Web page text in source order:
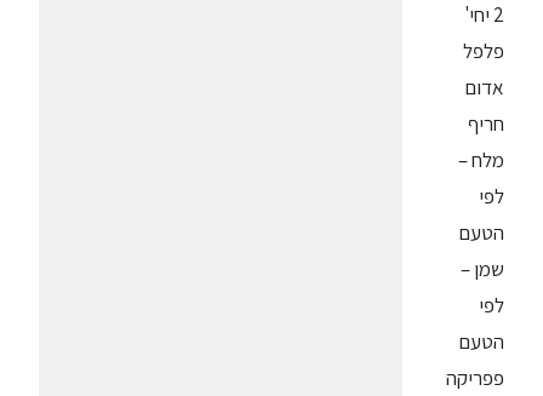
2 יחי'
פלפל
אדום
חריף
מלח –
לפי
הטעם
שמן –
לפי
הטעם
פפריקה